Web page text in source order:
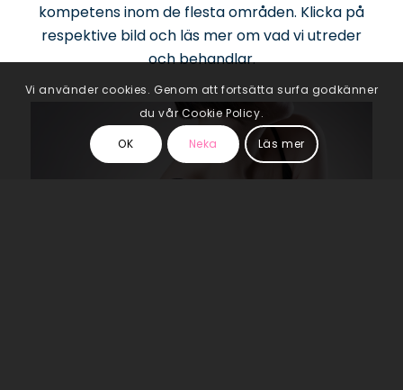
kompetens inom de flesta områden. Klicka på
respektive bild och läs mer om vad vi utreder
och behandlar.
Vi använder cookies. Genom att fortsätta surfa godkänner
du vår Cookie Policy.
OK Neka Läs mer